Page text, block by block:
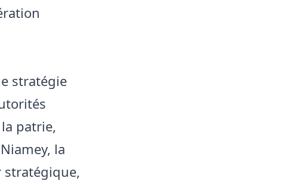
stratégie
patrie,
la
stratégique,